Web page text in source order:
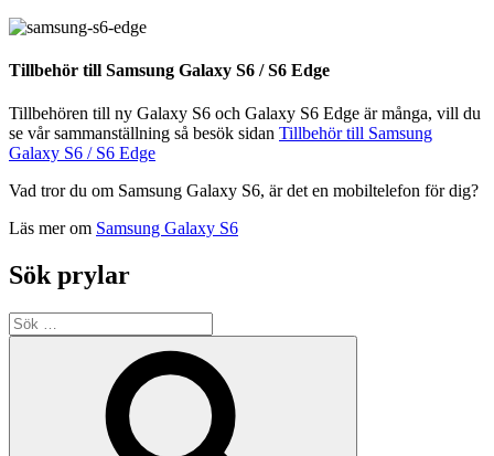
Tillbehör till Samsung Galaxy S6 / S6 Edge
Tillbehören till ny Galaxy S6 och Galaxy S6 Edge är många, vill du
se vår sammanställning så besök sidan Tillbehör till Samsung
Galaxy S6 / S6 Edge
Vad tror du om Samsung Galaxy S6, är det en mobiltelefon för dig?
Läs mer om Samsung Galaxy S6
Sök prylar
Sök
efter: